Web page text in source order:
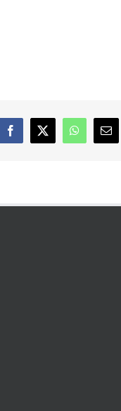
Facebook
X WhatsApp